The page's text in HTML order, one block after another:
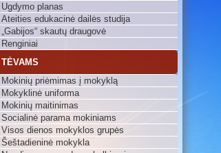
Ugdymo planas
Ateities edukacinė dailės studija
„Gabijos“ skautų draugovė
Renginiai
TĖVAMS
Mokinių priėmimas į mokyklą
Mokyklinė uniforma
Mokinių maitinimas
Socialinė parama mokiniams
Visos dienos mokyklos grupės
Šeštadieninė mokykla